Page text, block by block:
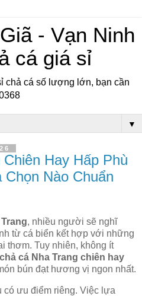
- Vạn Ninh
cá giá sỉ
chả cá số lượng lớn, bạn cần
▼
Hay Hấp Phù
Nào Chuẩn
, nhiều người sẽ nghĩ
từ cá biển kết hợp với những
thơm. Tuy nhiên, không ít
chả cá Nha Trang chiên hay
bún đạt hương vị ngon nhất.
có ưu điểm riêng. Việc lựa